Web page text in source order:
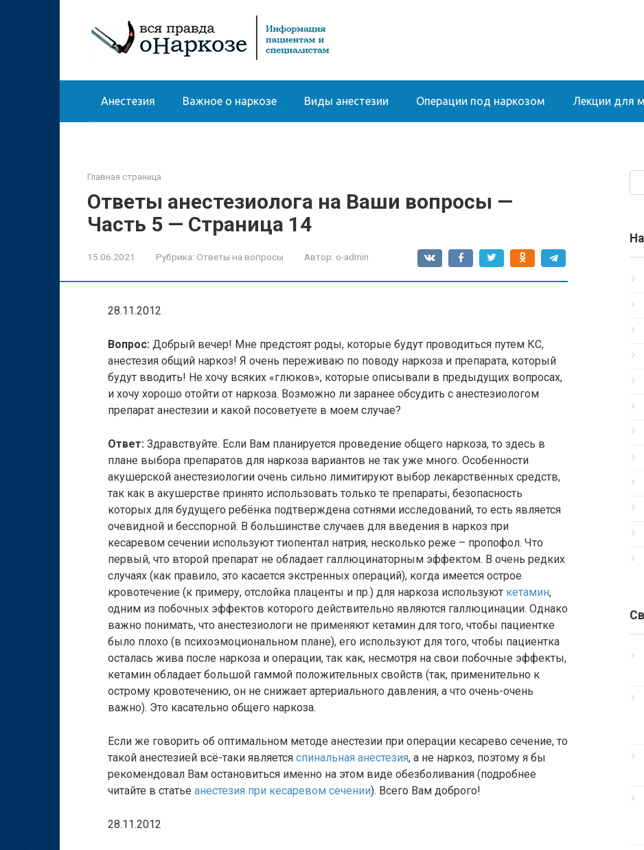
Анестезия Важное о наркозе Виды анестезии Операции под наркозом Лекции для
Главная страница
Ответы анестезиолога на Ваши вопросы —
Часть 5 — Страница 14
15.06.2021 Рубрика: Ответы на вопросы Автор: o-admin
28.11.2012
Вопрос: Добрый вечер! Мне предстоят роды, которые будут проводиться путем КС,
анестезия общий наркоз! Я очень переживаю по поводу наркоза и препарата, который
будут вводить! Не хочу всяких «глюков», которые описывали в предыдущих вопросах,
и хочу хорошо отойти от наркоза. Возможно ли заранее обсудить с анестезиологом
препарат анестезии и какой посоветуете в моем случае?
Ответ: Здравствуйте. Если Вам планируется проведение общего наркоза, то здесь в
плане выбора препаратов для наркоза вариантов не так уже много. Особенности
акушерской анестезиологии очень сильно лимитируют выбор лекарственных средств,
так как в акушерстве принято использовать только те препараты, безопасность
которых для будущего ребёнка подтверждена сотнями исследований, то есть является
очевидной и бесспорной. В большинстве случаев для введения в наркоз при
кесаревом сечении используют тиопентал натрия, несколько реже – пропофол. Что
первый, что второй препарат не обладает галлюцинаторным эффектом. В очень редких
случаях (как правило, это касается экстренных операций), когда имеется острое
кровотечение (к примеру, отслойка плаценты и пр.) для наркоза используют кетамин,
одним из побочных эффектов которого действительно являются галлюцинации. Однако
важно понимать, что анестезиологи не применяют кетамин для того, чтобы пациентке
было плохо (в психоэмоциональном плане), его используют для того, чтобы пациентка
осталась жива после наркоза и операции, так как, несмотря на свои побочные эффекты,
кетамин обладает большой гаммой положительных свойств (так, применительно к
острому кровотечению, он не снижает артериального давления, а что очень-очень
важно). Это касательно общего наркоза.
Если же говорить об оптимальном методе анестезии при операции кесарево сечение, то
такой анестезией всё-таки является спинальная анестезия, а не наркоз, поэтому я бы
рекомендовал Вам остановиться именно на этом виде обезболивания (подробнее
читайте в статье анестезия при кесаревом сечении). Всего Вам доброго!
28.11.2012